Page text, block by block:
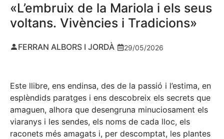
«L’embruix de la Mariola i els seus
voltans. Vivències i Tradicions»
FERRAN ALBORS I JORDÀ 29/05/2026
Este llibre, ens endinsa, des de la passió i l’estima, en
esplèndids paratges i ens descobreix els secrets que
amaguen, alhora que desengruna minuciosament els
viaranys i les sendes, els noms de cada lloc, els
raconets més amagats i, per descomptat, les plantes